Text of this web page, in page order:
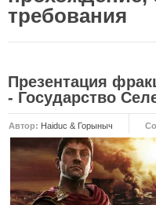
НОВОСТИ
Новости Total War:
Новости Total War: Attila
Новости Total War: Rome
ОБЩИЕ СТАТЬИ
ФОРУМ
требования
Презентация
- Государство
Автор: Haiduc & Горыныч